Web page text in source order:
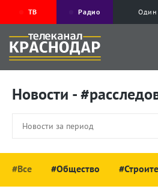
ТВ Радио Один
Новости -
#Все #Общество